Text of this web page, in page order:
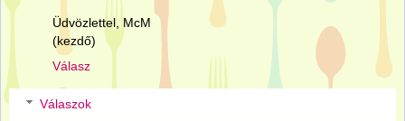
Üdvözlettel, McM
(kezdő)
Válasz
Válaszok